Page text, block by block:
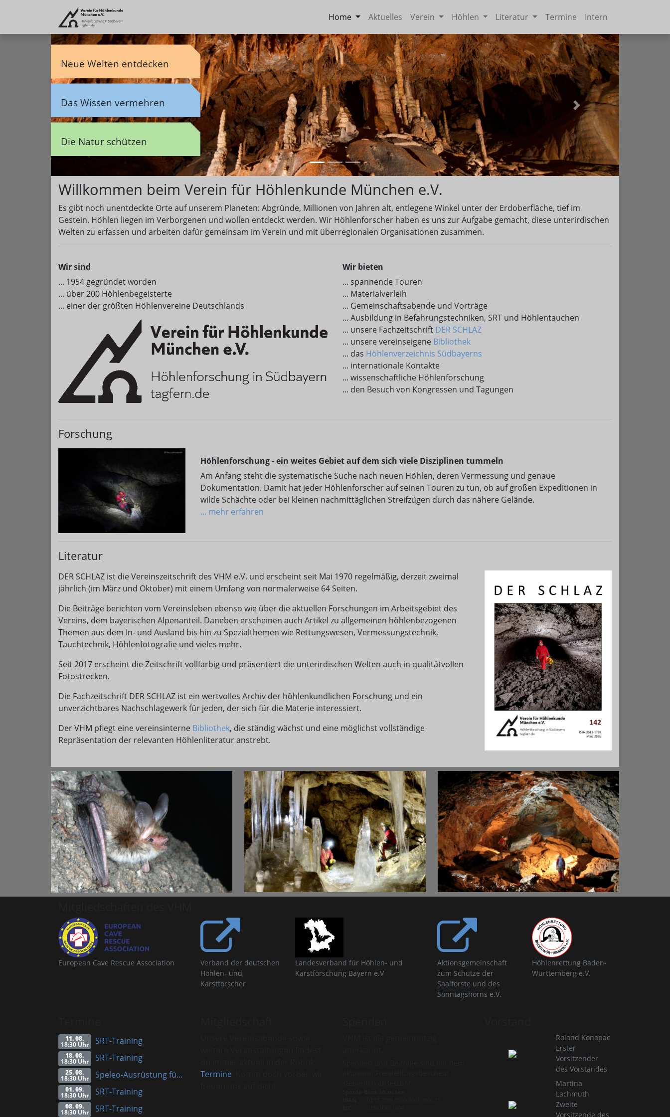
Home Aktuelles Verein Höhlen Literatur Termine Intern
Neue Welten entdecken
Das Wissen vermehren
Die Natur schützen
Weiter
Willkommen beim Verein für Höhlenkunde München e.V.
Es gibt noch unentdeckte Orte auf unserem Planeten: Abgründe, Millionen von Jahren alt, entlegene Winkel unter der Erdoberfläche, tief im
Gestein. Höhlen liegen im Verborgenen und wollen entdeckt werden. Wir Höhlenforscher haben es uns zur Aufgabe gemacht, diese unterirdischen
Welten zu erfassen und arbeiten dafür gemeinsam im Verein und mit überregionalen Organisationen zusammen.
Wir sind
... 1954 gegründet worden
... über 200 Höhlenbegeisterte
... einer der größten Höhlenvereine Deutschlands
Wir bieten
... spannende Touren
... Materialverleih
... Gemeinschaftsabende und Vorträge
... Ausbildung in Befahrungstechniken, SRT und Höhlentauchen
... unsere Fachzeitschrift DER SCHLAZ
... unsere vereinseigene Bibliothek
... das Höhlenverzeichnis Südbayerns
... internationale Kontakte
... wissenschaftliche Höhlenforschung
... den Besuch von Kongressen und Tagungen
Forschung
Höhlenforschung - ein weites Gebiet auf dem sich viele Disziplinen tummeln
Am Anfang steht die systematische Suche nach neuen Höhlen, deren Vermessung und genaue
Dokumentation. Damit hat jeder Höhlenforscher auf seinen Touren zu tun, ob auf großen Expeditionen in
wilde Schächte oder bei kleinen nachmittäglichen Streifzügen durch das nähere Gelände.
... mehr erfahren
Literatur
DER SCHLAZ ist die Vereinszeitschrift des VHM e.V. und erscheint seit Mai 1970 regelmäßig, derzeit zweimal
jährlich (im März und Oktober) mit einem Umfang von normalerweise 64 Seiten.
Die Beiträge berichten vom Vereinsleben ebenso wie über die aktuellen Forschungen im Arbeitsgebiet des
Vereins, dem bayerischen Alpenanteil. Daneben erscheinen auch Artikel zu allgemeinen höhlenbezogenen
Themen aus dem In- und Ausland bis hin zu Spezialthemen wie Rettungswesen, Vermessungstechnik,
Tauchtechnik, Höhlenfotografie und vieles mehr.
Seit 2017 erscheint die Zeitschrift vollfarbig und präsentiert die unterirdischen Welten auch in qualitätvollen
Fotostrecken.
Die Fachzeitschrift DER SCHLAZ ist ein wertvolles Archiv der höhlenkundlichen Forschung und ein
unverzichtbares Nachschlagewerk für jeden, der sich für die Materie interessiert.
Der VHM pflegt eine vereinsinterne Bibliothek, die ständig wächst und eine möglichst vollständige
Repräsentation der relevanten Höhlenliteratur anstrebt.
European Cave Rescue Association
Verband der deutschen
Höhlen- und
Karstforscher
Landesverband für Höhlen- und
Karstforschung Bayern e.V
Aktionsgemeinschaft
zum Schutze der
Saalforste und des
Sonntagshorns e.V.
Höhlenrettung Baden-
Württemberg e.V.
11. 08.
18:30 Uhr SRT-Training
18. 08.
18:30 Uhr SRT-Training
25. 08.
18:30 Uhr Speleo-Ausrüstung für Anfänger (Vortrag)
01. 09.
18:30 Uhr SRT-Training
08. 09.
18:30 Uhr SRT-Training
Termine
Roland Konopac
Erster
Vorsitzender
des Vorstandes
Martina
Lachmuth
Zweite
Vorsitzende des